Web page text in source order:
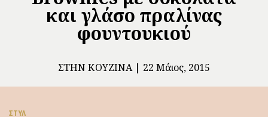
και γλάσο πραλίνας
φουντουκιού
ΣΤΗΝ ΚΟΥΖΊΝΑ 22 Μάιος, 2015
ΣΤΥΛ